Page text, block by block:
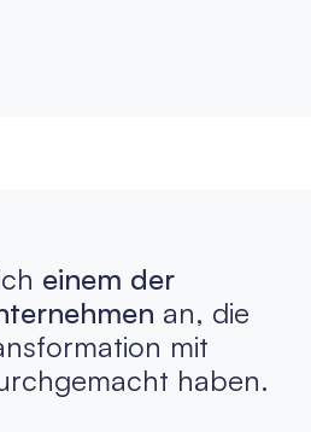
einem der
an, die
mit
haben.